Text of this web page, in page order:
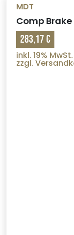
MDT
Comp
283,17 €
inkl. 19% MwSt.
zzgl.